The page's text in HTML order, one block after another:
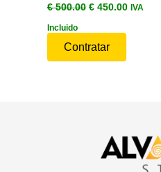
€500.00 € 450.00 IVA
Incluido
Contratar